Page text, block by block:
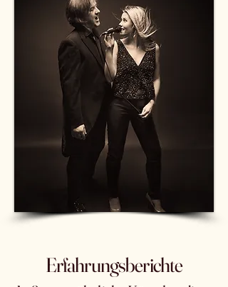
Erfahrungsberichte